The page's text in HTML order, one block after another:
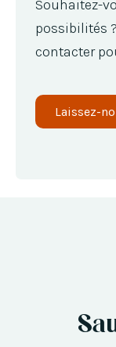
Souhaitez-
possibilités
contacter
Laissez-